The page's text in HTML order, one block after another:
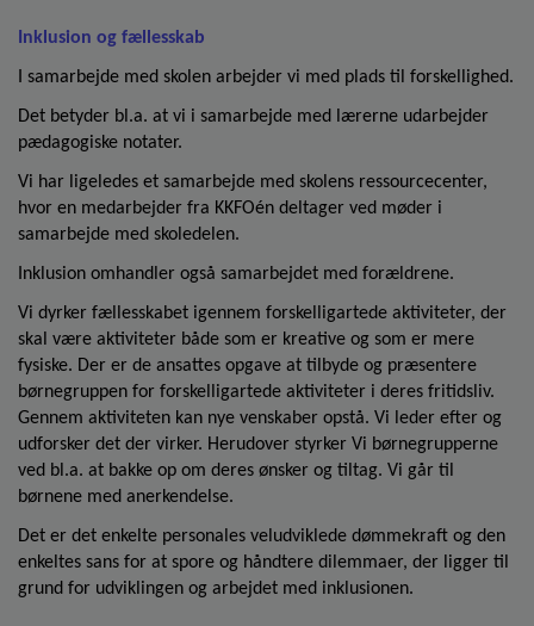
Inklusion og fællesskab
I samarbejde med skolen arbejder vi med plads til forskellighed.
Det betyder bl.a. at vi i samarbejde med lærerne udarbejder
pædagogiske notater.
Vi har ligeledes et samarbejde med skolens ressourcecenter,
hvor en medarbejder fra KKFOén deltager ved møder i
samarbejde med skoledelen.
Inklusion omhandler også samarbejdet med forældrene.
Vi dyrker fællesskabet igennem forskelligartede aktiviteter, der
skal være aktiviteter både som er kreative og som er mere
fysiske. Der er de ansattes opgave at tilbyde og præsentere
børnegruppen for forskelligartede aktiviteter i deres fritidsliv.
Gennem aktiviteten kan nye venskaber opstå. Vi leder efter og
udforsker det der virker. Herudover styrker Vi børnegrupperne
ved bl.a. at bakke op om deres ønsker og tiltag. Vi går til
børnene med anerkendelse.
Det er det enkelte personales veludviklede dømmekraft og den
enkeltes sans for at spore og håndtere dilemmaer, der ligger til
grund for udviklingen og arbejdet med inklusionen.